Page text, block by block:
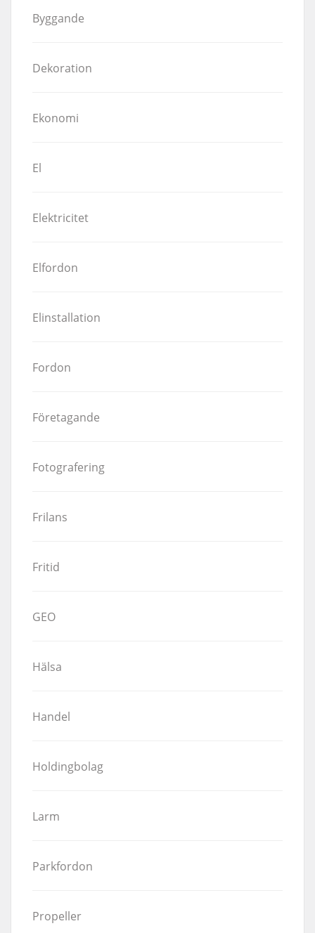
Byggande
Dekoration
Ekonomi
El
Elektricitet
Elfordon
Elinstallation
Fordon
Företagande
Fotografering
Frilans
Fritid
GEO
Hälsa
Handel
Holdingbolag
Larm
Parkfordon
Propeller